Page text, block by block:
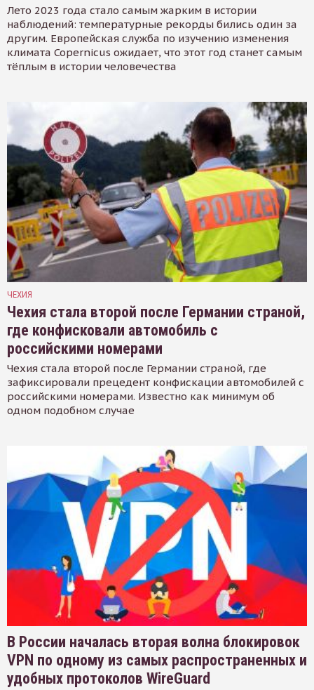
Лето 2023 года стало самым жарким в истории
наблюдений: температурные рекорды бились один за
другим. Европейская служба по изучению изменения
климата Copernicus ожидает, что этот год станет самым
тёплым в истории человечества
ЧЕХИЯ
Чехия стала второй после Германии страной,
где конфисковали автомобиль с
российскими номерами
Чехия стала второй после Германии страной, где
зафиксировали прецедент конфискации автомобилей с
российскими номерами. Известно как минимум об
одном подобном случае
В России началась вторая волна блокировок
VPN по одному из самых распространенных и
удобных протоколов WireGuard